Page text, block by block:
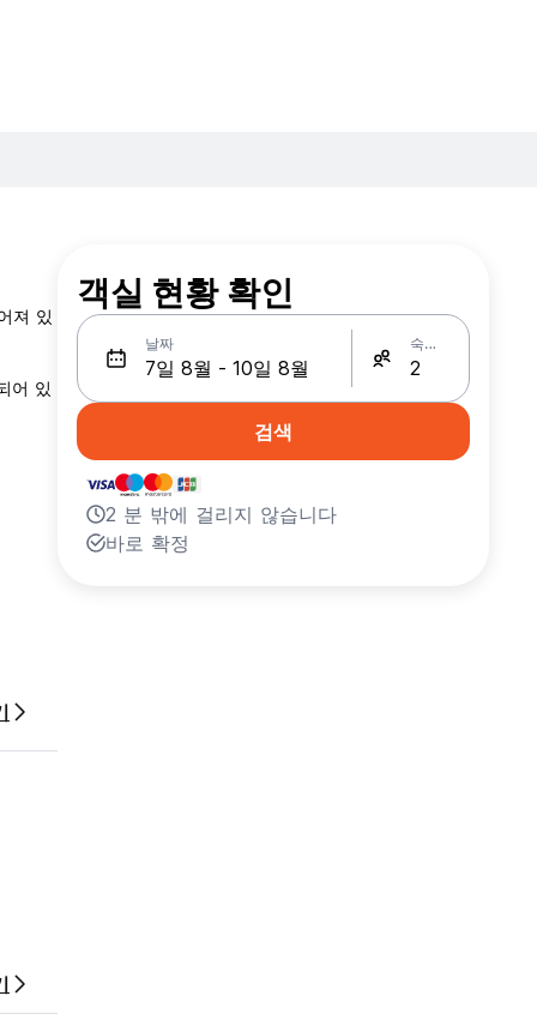
져 있
어 있
객실 현황 확인
날짜 숙박인원
검색
2 분 밖에 걸리지 않습니다
바로 확정